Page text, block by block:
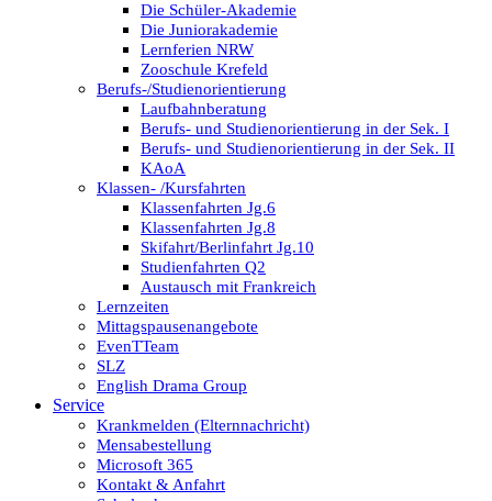
Die Schüler-Akademie
Die Juniorakademie
Lernferien NRW
Zooschule Krefeld
Berufs-/Studienorientierung
Laufbahnberatung
Berufs- und Studienorientierung in der Sek. I
Berufs- und Studienorientierung in der Sek. II
KAoA
Klassen- /Kursfahrten
Klassenfahrten Jg.6
Klassenfahrten Jg.8
Skifahrt/Berlinfahrt Jg.10
Studienfahrten Q2
Austausch mit Frankreich
Lernzeiten
Mittagspausenangebote
EvenTTeam
SLZ
English Drama Group
Service
Krankmelden (Elternnachricht)
Mensabestellung
Microsoft 365
Kontakt & Anfahrt